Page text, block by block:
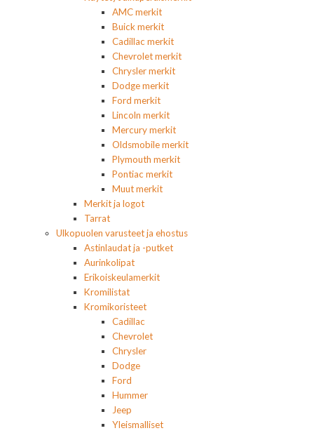
AMC merkit
Buick merkit
Cadillac merkit
Chevrolet merkit
Chrysler merkit
Dodge merkit
Ford merkit
Lincoln merkit
Mercury merkit
Oldsmobile merkit
Plymouth merkit
Pontiac merkit
Muut merkit
Merkit ja logot
Tarrat
Ulkopuolen varusteet ja ehostus
Astinlaudat ja -putket
Aurinkolipat
Erikoiskeulamerkit
Kromilistat
Kromikoristeet
Cadillac
Chevrolet
Chrysler
Dodge
Ford
Hummer
Jeep
Yleismalliset